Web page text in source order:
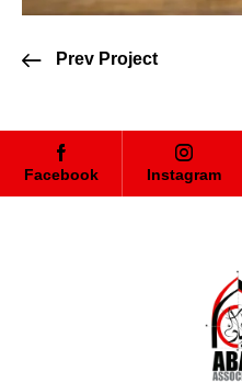
Prev Project
Facebook Instagram